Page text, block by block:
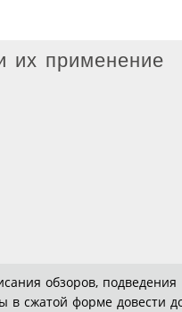
их применение
обзоров, подведения
в сжатой форме довести